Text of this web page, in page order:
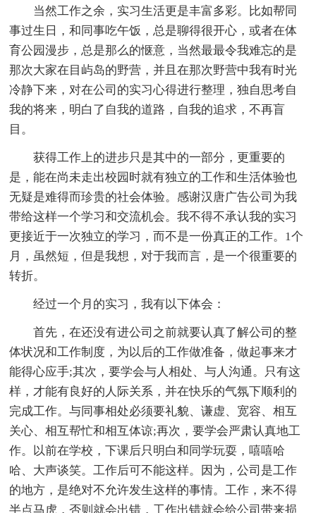
当然工作之余，实习生活更是丰富多彩。比如帮同
事过生日，和同事吃午饭，总是聊得很开心，或者在体
育公园漫步，总是那么的惬意，当然最最令我难忘的是
那次大家在目屿岛的野营，并且在那次野营中我有时光
冷静下来，对在公司的实习心得进行整理，独自思考自
我的将来，明白了自我的道路，自我的追求，不再盲
目。
获得工作上的进步只是其中的一部分，更重要的
是，能在尚未走出校园时就有独立的工作和生活体验也
无疑是难得而珍贵的社会体验。感谢汉唐广告公司为我
带给这样一个学习和交流机会。我不得不承认我的实习
更接近于一次独立的学习，而不是一份真正的工作。1个
月，虽然短，但是我想，对于我而言，是一个很重要的
转折。
经过一个月的实习，我有以下体会：
首先，在还没有进公司之前就要认真了解公司的整
体状况和工作制度，为以后的工作做准备，做起事来才
能得心应手;其次，要学会与人相处、与人沟通。只有这
样，才能有良好的人际关系，并在快乐的气氛下顺利的
完成工作。与同事相处必须要礼貌、谦虚、宽容、相互
关心、相互帮忙和相互体谅;再次，要学会严肃认真地工
作。以前在学校，下课后只明白和同学玩耍，嘻嘻哈
哈、大声谈笑。工作后可不能这样。因为，公司是工作
的地方，是绝对不允许发生这样的事情。工作，来不得
半点马虎，否则就会出错，工作出错就会给公司带来损